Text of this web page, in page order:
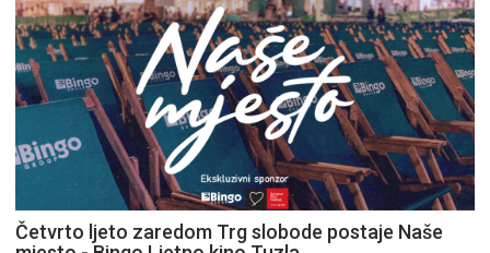
Četvrto ljeto zaredom Trg slobode postaje Naše